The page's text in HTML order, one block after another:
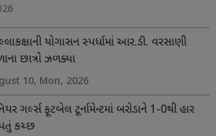
યોગાસન સ્પર્ધામાં આર.ડી. વરસાણી
છાત્રો ઝળક્યા
10, Mon, 2026
ગર્લ્સ ફૂટબેલ ટૂર્નામેન્ટમાં બરોડાને 1-0થી હાર
કચ્છ